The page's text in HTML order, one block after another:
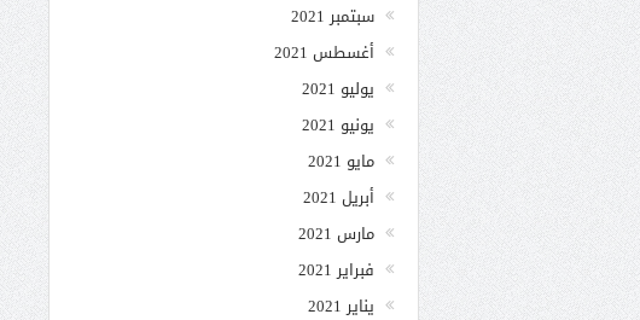
سبتمبر 2021
أغسطس 2021
يوليو 2021
يونيو 2021
مايو 2021
أبريل 2021
مارس 2021
فبراير 2021
يناير 2021